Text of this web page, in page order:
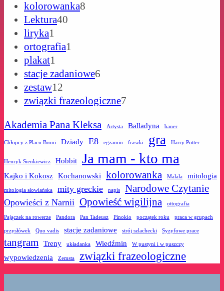
produktów
kolorowanka8
Lektura40
liryka1
produkt
ortografia1
plakat1
produkt
stacje zadaniowe6
zestaw12
produktów
związki frazeologiczne7
Akademia Pana Kleksa Artysta Balladyna baner
Chłopcy z Placu Broni Dziady E8 egzamin fraszki gra Harry Potter
Henryk Sienkiewicz Hobbit Ja mam - kto ma
Kajko i Kokosz Kochanowski kolorowanka Malala mitologia
mitologia słowiańska mity greckie napis Narodowe Czytanie
Opowieści z Narnii Opowieść wigilijna ottografia
Pajączek na rowerze Pandora Pan Tadeusz Pinokio początek roku praca w grupach
przysłówek Quo vadis stacje zadaniowe strój szlachecki Syzyfowe prace
tangram Treny układanka Wiedźmin W pustyni i w puszczy
wypowiedzenia Zemsta związki frazeologiczne